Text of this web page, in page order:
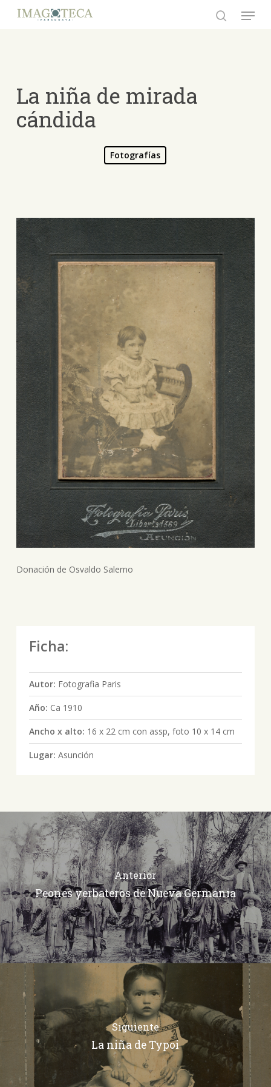
Menu
La niña de mirada
cándida
Fotografías
Donación de Osvaldo Salerno
Ficha:
Autor: Fotografia Paris
Año: Ca 1910
Ancho x alto: 16 x 22 cm con assp, foto 10 x 14 cm
Lugar: Asunción
Anterior
Peones yerbateros de Nueva Germania
Siguiente
La niña de Typoi